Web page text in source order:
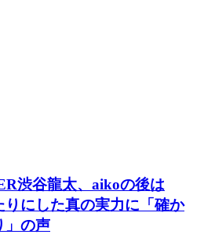
渋谷龍太、aikoの後は
りにした真の実力に「確か
」の声